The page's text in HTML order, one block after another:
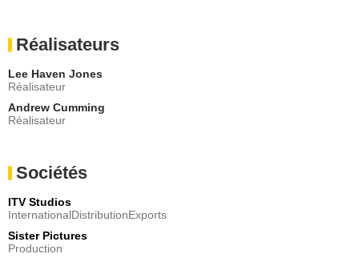
Réalisateurs
Lee Haven Jones
Réalisateur
Andrew Cumming
Réalisateur
Sociétés
ITV Studios
InternationalDistributionExports
Sister Pictures
Production